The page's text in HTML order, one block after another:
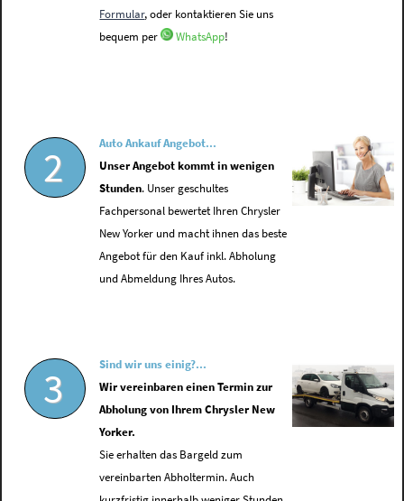
Formular, oder kontaktieren Sie uns
bequem per
WhatsApp!
2
Auto Ankauf Angebot...
Unser Angebot kommt in wenigen
Stunden. Unser geschultes
Fachpersonal bewertet Ihren Chrysler
New Yorker und macht ihnen das beste
Angebot für den Kauf inkl. Abholung
und Abmeldung Ihres Autos.
3
Sind wir uns einig?...
Wir vereinbaren einen Termin zur
Abholung von Ihrem Chrysler New
Yorker.
Sie erhalten das Bargeld zum
vereinbarten Abholtermin. Auch